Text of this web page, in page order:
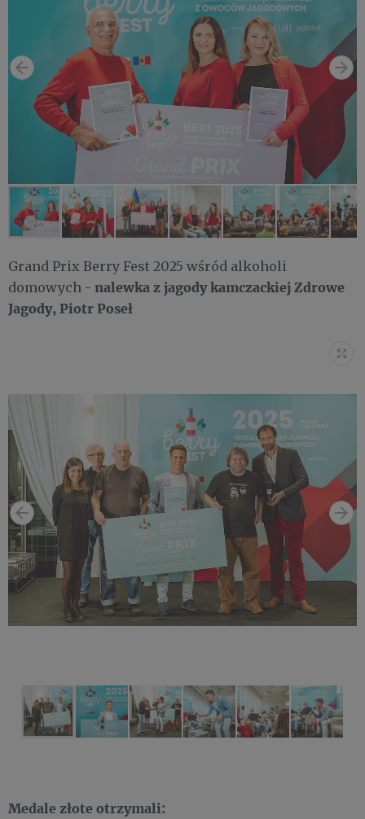
Grand Prix Berry Fest 2025 wśród alkoholi
domowych - nalewka z jagody kamczackiej Zdrowe
Jagody, Piotr Poseł
Medale złote otrzymali: